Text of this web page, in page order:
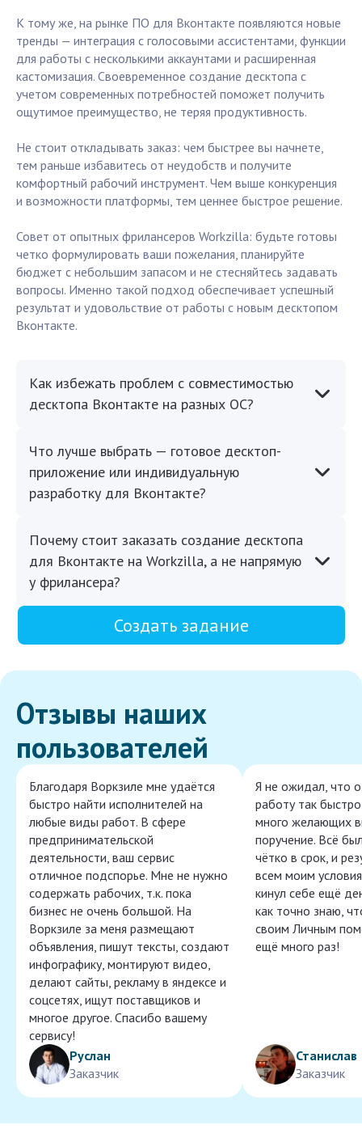
К тому же, на рынке ПО для Вконтакте появляются новые
тренды — интеграция с голосовыми ассистентами, функции
для работы с несколькими аккаунтами и расширенная
кастомизация. Своевременное создание десктопа с
учетом современных потребностей поможет получить
ощутимое преимущество, не теряя продуктивность.
Не стоит откладывать заказ: чем быстрее вы начнете,
тем раньше избавитесь от неудобств и получите
комфортный рабочий инструмент. Чем выше конкуренция
и возможности платформы, тем ценнее быстрое решение.
Совет от опытных фрилансеров Workzilla: будьте готовы
четко формулировать ваши пожелания, планируйте
бюджет с небольшим запасом и не стесняйтесь задавать
вопросы. Именно такой подход обеспечивает успешный
результат и удовольствие от работы с новым десктопом
Вконтакте.
Как избежать проблем с совместимостью
десктопа Вконтакте на разных ОС?
Что лучше выбрать — готовое десктоп-
приложение или индивидуальную
разработку для Вконтакте?
Почему стоит заказать создание десктопа
для Вконтакте на Workzilla, а не напрямую
у фрилансера?
Создать задание
Отзывы наших
пользователей
Благодаря Воркзиле мне удаётся
быстро найти исполнителей на
любые виды работ. В сфере
предпринимательской
деятельности, ваш сервис
отличное подспорье. Мне не нужно
содержать рабочих, т.к. пока
бизнес не очень большой. На
Воркзиле за меня размещают
объявления, пишут тексты, создают
инфографику, монтируют видео,
делают сайты, рекламу в яндексе и
соцсетях, ищут поставщиков и
многое другое. Спасибо вашему
сервису!
Руслан
Заказчик
Я не ожидал, что
работу так
много желающих
поручение. Всё
чётко в срок, и
всем моим
кинул себе ещё
как точно знаю,
своим Личным
ещё много раз!
Станислав
Заказчик